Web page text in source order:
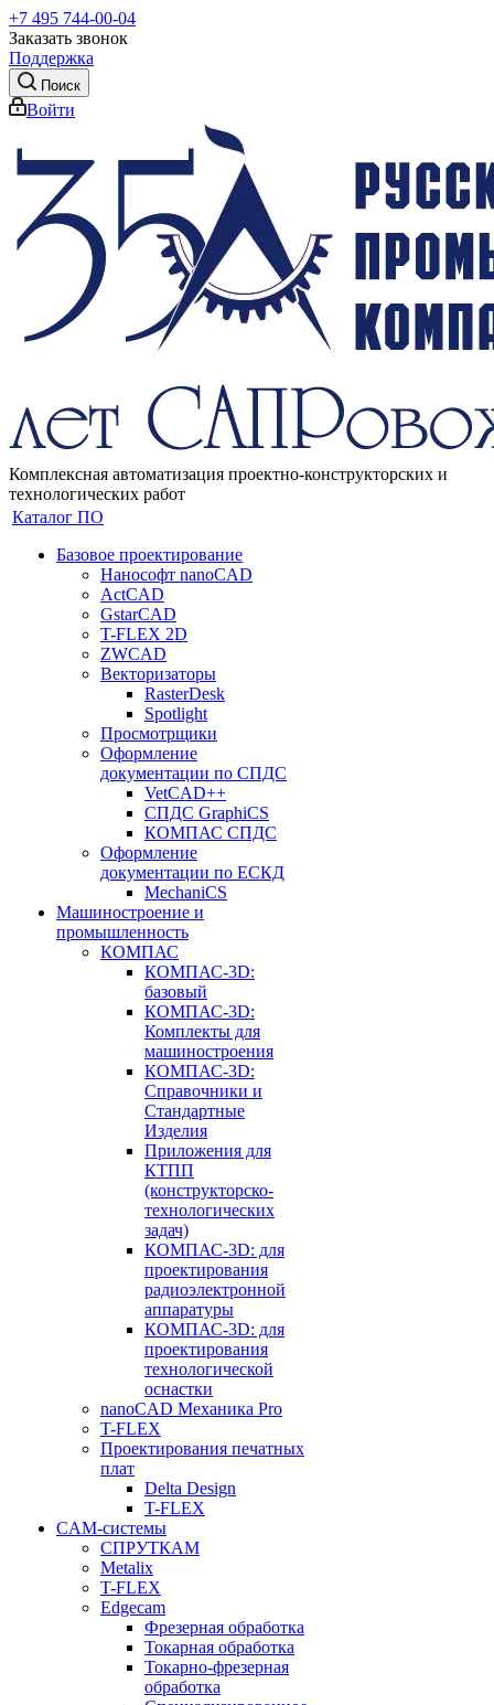
+7 495 744-00-04
Заказать звонок
Поддержка
Поиск
Войти
Комплексная автоматизация проектно-конструкторских и
технологических работ
Каталог ПО
Базовое проектирование
Нанософт nanoCAD
ActCAD
GstarCAD
T-FLEX 2D
ZWCAD
Векторизаторы
RasterDesk
Spotlight
Просмотрщики
Оформление
документации по СПДС
VetCAD++
СПДС GraphiCS
КОМПАС СПДС
Оформление
документации по ЕСКД
MechaniCS
Машиностроение и
промышленность
КОМПАС
КОМПАС-3D:
базовый
КОМПАС-3D:
Комплекты для
машиностроения
КОМПАС-3D:
Справочники и
Стандартные
Изделия
Приложения для
КТПП
(конструкторско-
технологических
задач)
КОМПАС-3D: для
проектирования
радиоэлектронной
аппаратуры
КОМПАС-3D: для
проектирования
технологической
оснастки
nanoCAD Механика Pro
T-FLEX
Проектирования печатных
плат
Delta Design
T-FLEX
CAM-системы
СПРУТКAM
Metalix
T-FLEX
Edgecam
Фрезерная обработка
Токарная обработка
Токарно-фрезерная
обработка